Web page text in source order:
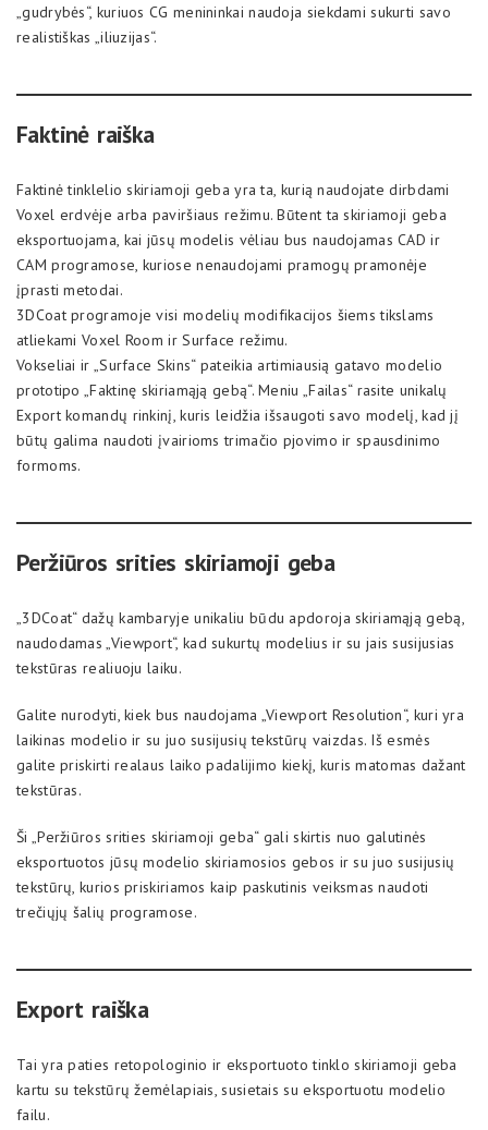
„gudrybės“, kuriuos CG menininkai naudoja siekdami sukurti savo
realistiškas „iliuzijas“.
Faktinė raiška
Faktinė tinklelio skiriamoji geba yra ta, kurią naudojate dirbdami
Voxel erdvėje arba paviršiaus režimu. Būtent ta skiriamoji geba
eksportuojama, kai jūsų modelis vėliau bus naudojamas CAD ir
CAM programose, kuriose nenaudojami pramogų pramonėje
įprasti metodai.
3DCoat programoje visi modelių modifikacijos šiems tikslams
atliekami Voxel Room ir Surface režimu.
Vokseliai ir „Surface Skins“ pateikia artimiausią gatavo modelio
prototipo „Faktinę skiriamąją gebą“. Meniu „Failas“ rasite unikalų
Export komandų rinkinį, kuris leidžia išsaugoti savo modelį, kad jį
būtų galima naudoti įvairioms trimačio pjovimo ir spausdinimo
formoms.
Peržiūros srities skiriamoji geba
„3DCoat“ dažų kambaryje unikaliu būdu apdoroja skiriamąją gebą,
naudodamas „Viewport“, kad sukurtų modelius ir su jais susijusias
tekstūras realiuoju laiku.
Galite nurodyti, kiek bus naudojama „Viewport Resolution“, kuri yra
laikinas modelio ir su juo susijusių tekstūrų vaizdas. Iš esmės
galite priskirti realaus laiko padalijimo kiekį, kuris matomas dažant
tekstūras.
Ši „Peržiūros srities skiriamoji geba“ gali skirtis nuo galutinės
eksportuotos jūsų modelio skiriamosios gebos ir su juo susijusių
tekstūrų, kurios priskiriamos kaip paskutinis veiksmas naudoti
trečiųjų šalių programose.
Export raiška
Tai yra paties retopologinio ir eksportuoto tinklo skiriamoji geba
kartu su tekstūrų žemėlapiais, susietais su eksportuotu modelio
failu.